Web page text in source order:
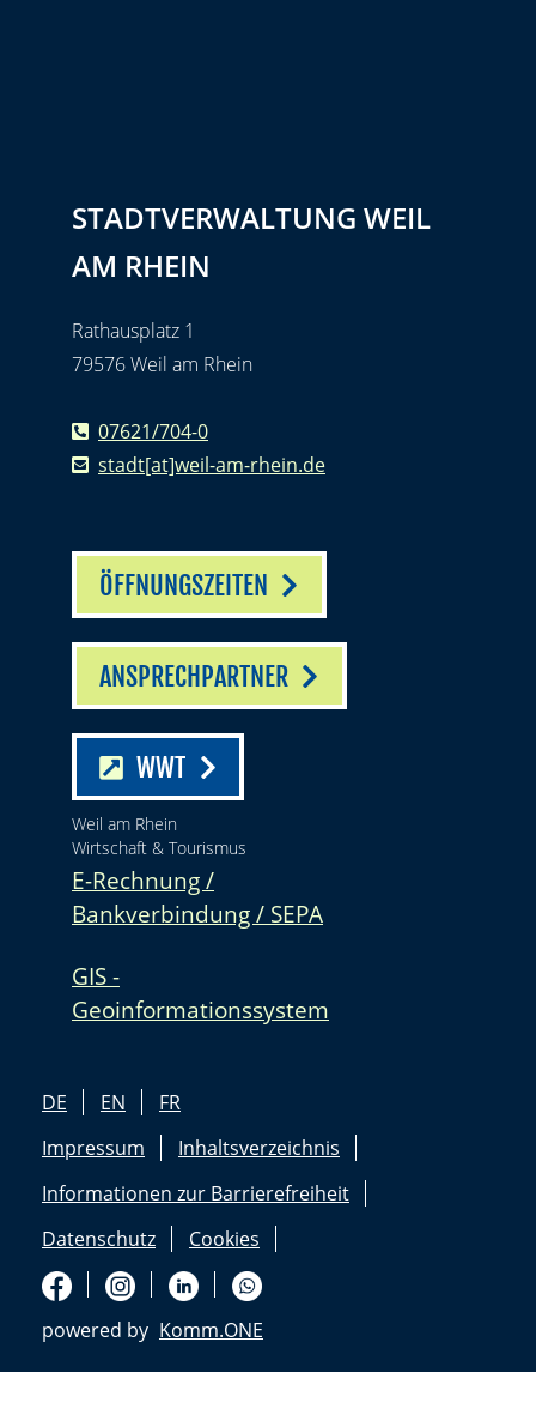
STADTVERWALTUNG WEIL
AM RHEIN
Rathausplatz 1
79576 Weil am Rhein
07621/704-0
stadt[at]weil-am-rhein.de
ÖFFNUNGSZEITEN
ANSPRECHPARTNER
WWT
Weil am Rhein
Wirtschaft & Tourismus
E-Rechnung /
Bankverbindung / SEPA
GIS -
Geoinformationssystem
DE EN
FR
Impressum
Inhaltsverzeichnis
Informationen zur Barrierefreiheit
Datenschutz
Cookies
powered by Komm.ONE